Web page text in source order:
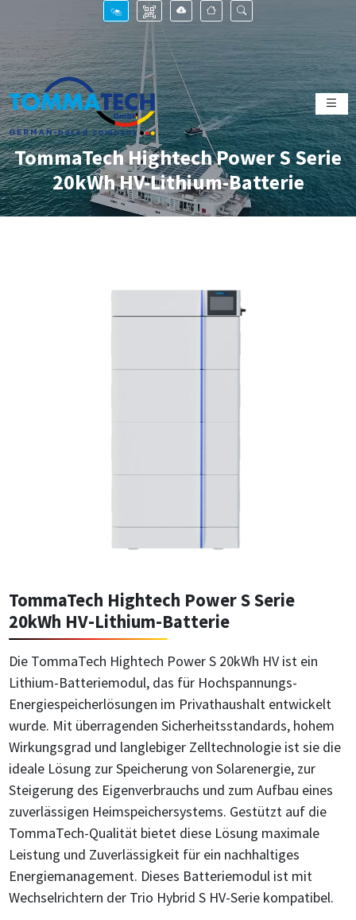
TommaTech Hightech Power S Serie
20kWh HV-Lithium-Batterie
TommaTech Hightech Power S Serie
20kWh HV-Lithium-Batterie
Die TommaTech Hightech Power S 20kWh HV ist ein
Lithium-Batteriemodul, das für Hochspannungs-
Energiespeicherlösungen im Privathaushalt entwickelt
wurde. Mit überragenden Sicherheitsstandards, hohem
Wirkungsgrad und langlebiger Zelltechnologie ist sie die
ideale Lösung zur Speicherung von Solarenergie, zur
Steigerung des Eigenverbrauchs und zum Aufbau eines
zuverlässigen Heimspeichersystems. Gestützt auf die
TommaTech-Qualität bietet diese Lösung maximale
Leistung und Zuverlässigkeit für ein nachhaltiges
Energiemanagement. Dieses Batteriemodul ist mit
Wechselrichtern der Trio Hybrid S HV-Serie kompatibel.